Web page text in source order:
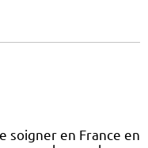
soigner en France en